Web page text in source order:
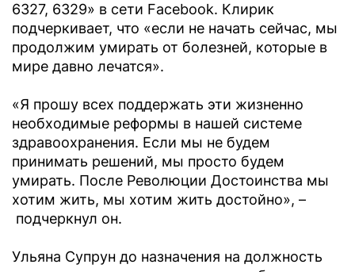
6327, 6329» в сети Facebook. Клирик
подчеркивает, что «если не начать сейчас, мы
продолжим умирать от болезней, которые в
мире давно лечатся».
«Я прошу всех поддержать эти жизненно
необходимые реформы в нашей системе
здравоохранения. Если мы не будем
принимать решений, мы просто будем
умирать. После Революции Достоинства мы
хотим жить, мы хотим жить достойно», –
подчеркнул он.
Ульяна Супрун до назначения на должность